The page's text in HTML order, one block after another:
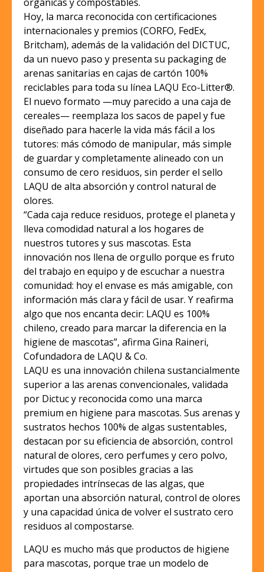
Hoy, la marca reconocida con certificaciones
internacionales y premios (CORFO, FedEx,
Britcham), además de la validación del DICTUC,
da un nuevo paso y presenta su packaging de
arenas sanitarias en cajas de cartón 100%
reciclables para toda su línea LAQU Eco-Litter®.
El nuevo formato —muy parecido a una caja de
cereales— reemplaza los sacos de papel y fue
diseñado para hacerle la vida más fácil a los
tutores: más cómodo de manipular, más simple
de guardar y completamente alineado con un
consumo de cero residuos, sin perder el sello
LAQU de alta absorción y control natural de
olores.
“Cada caja reduce residuos, protege el planeta y
lleva comodidad natural a los hogares de
nuestros tutores y sus mascotas. Esta
innovación nos llena de orgullo porque es fruto
del trabajo en equipo y de escuchar a nuestra
comunidad: hoy el envase es más amigable, con
información más clara y fácil de usar. Y reafirma
algo que nos encanta decir: LAQU es 100%
chileno, creado para marcar la diferencia en la
higiene de mascotas”, afirma Gina Raineri,
Cofundadora de LAQU & Co.
LAQU es una innovación chilena sustancialmente
superior a las arenas convencionales, validada
por Dictuc y reconocida como una marca
premium en higiene para mascotas. Sus arenas y
sustratos hechos 100% de algas sustentables,
destacan por su eficiencia de absorción, control
natural de olores, cero perfumes y cero polvo,
virtudes que son posibles gracias a las
propiedades intrínsecas de las algas, que
aportan una absorción natural, control de olores
y una capacidad única de volver el sustrato cero
residuos al compostarse.
LAQU es mucho más que productos de higiene
para mascotas, porque trae un modelo de